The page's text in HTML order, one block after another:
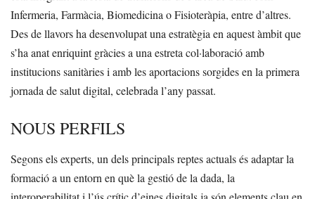
Infermeria, Farmàcia, Biomedicina o Fisioteràpia, entre d’altres.
Des de llavors ha desenvolupat una estratègia en aquest àmbit que
s’ha anat enriquint gràcies a una estreta col·laboració amb
institucions sanitàries i amb les aportacions sorgides en la primera
jornada de salut digital, celebrada l’any passat.
NOUS PERFILS
Segons els experts, un dels principals reptes actuals és adaptar la
formació a un entorn en què la gestió de la dada, la